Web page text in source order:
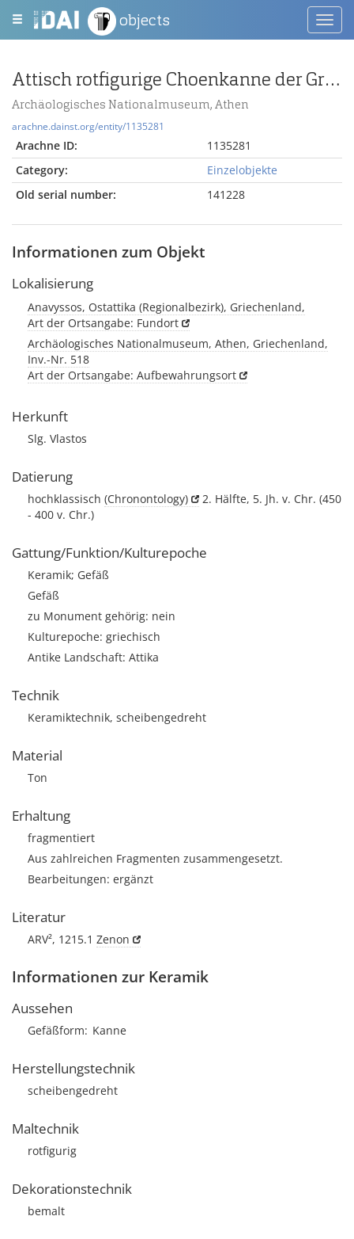
objects
Attisch rotfigurige Choenkanne der Gruppe des Perseus-Tanzes
Archäologisches Nationalmuseum, Athen
arachne.dainst.org/entity/1135281
Arachne ID:
1135281
Category:
Einzelobjekte
Old serial number:
141228
Informationen zum Objekt
Lokalisierung
Anavyssos, Ostattika (Regionalbezirk), Griechenland,
Art der Ortsangabe: Fundort
Archäologisches Nationalmuseum, Athen, Griechenland,
Inv.-Nr. 518
Art der Ortsangabe: Aufbewahrungsort
Herkunft
Slg. Vlastos
Datierung
hochklassisch (Chronontology)
2. Hälfte, 5. Jh. v. Chr. (450
- 400 v. Chr.)
Gattung/Funktion/Kulturepoche
Keramik; Gefäß
Gefäß
zu Monument gehörig: nein
Kulturepoche: griechisch
Antike Landschaft: Attika
Technik
Keramiktechnik, scheibengedreht
Material
Ton
Erhaltung
fragmentiert
Aus zahlreichen Fragmenten zusammengesetzt.
Bearbeitungen: ergänzt
Literatur
ARV², 1215.1 Zenon
Informationen zur Keramik
Aussehen
Gefäßform Kanne
Herstellungstechnik
scheibengedreht
Maltechnik
rotfigurig
Dekorationstechnik
bemalt